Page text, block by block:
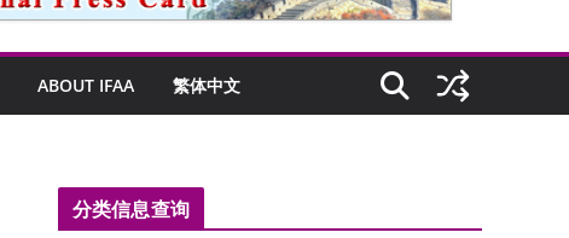
ABOUT IFAA 繁体中文
分类信息查询